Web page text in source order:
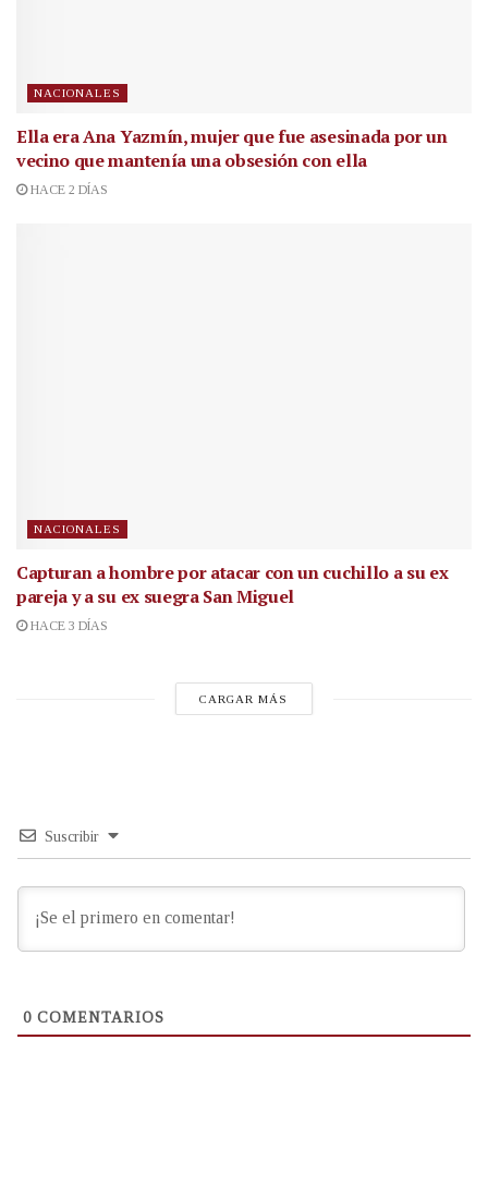
NACIONALES
Ella era Ana Yazmín, mujer que fue asesinada por un
vecino que mantenía una obsesión con ella
HACE 2 DÍAS
NACIONALES
Capturan a hombre por atacar con un cuchillo a su ex
pareja y a su ex suegra San Miguel
HACE 3 DÍAS
CARGAR MÁS
Suscribir
0 COMENTARIOS